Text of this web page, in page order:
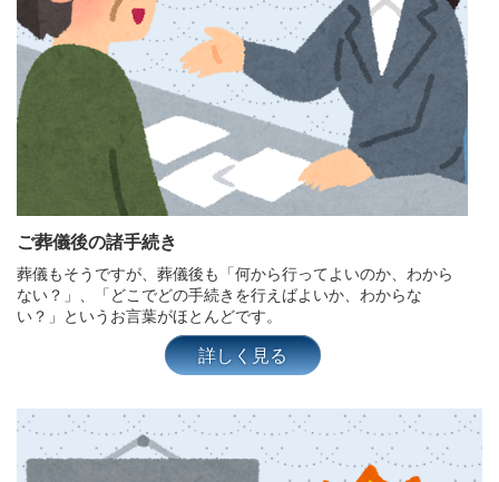
ご葬儀後の諸手続き
葬儀もそうですが、葬儀後も「何から行ってよいのか、わから
ない？」、「どこでどの手続きを行えばよいか、わからな
い？」というお言葉がほとんどです。
詳しく見る